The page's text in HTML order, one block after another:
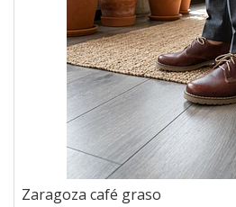
Zaragoza café graso